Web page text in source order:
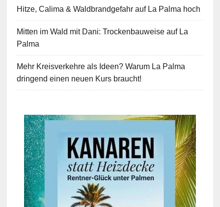
Hitze, Calima & Waldbrandgefahr auf La Palma hoch
Mitten im Wald mit Dani: Trockenbauweise auf La
Palma
Mehr Kreisverkehre als Ideen? Warum La Palma
dringend einen neuen Kurs braucht!